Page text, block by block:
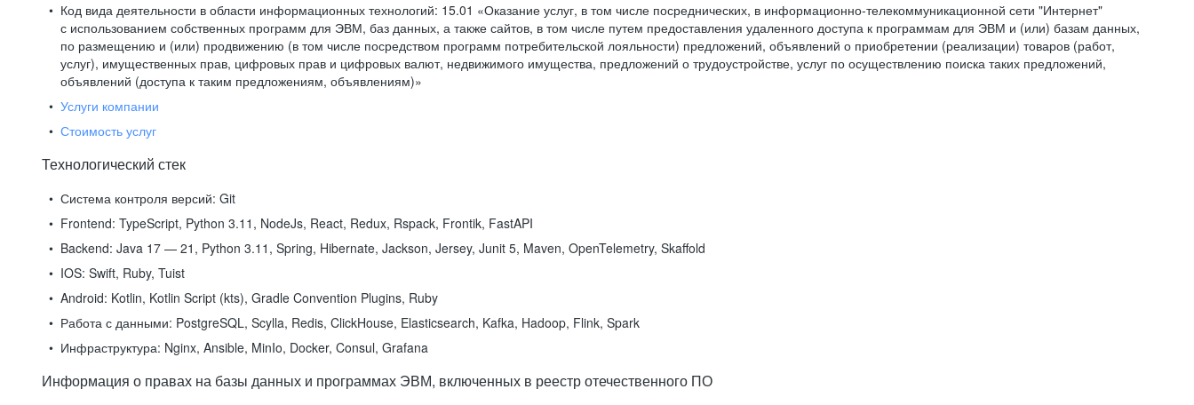
Код вида деятельности в области информационных технологий: 15.01 «Оказание услуг, в том числе посреднических, в информационно-телекоммуникационной сети "Интернет"
с использованием собственных программ для ЭВМ, баз данных, а также сайтов, в том числе путем предоставления удаленного доступа к программам для ЭВМ и (или) базам данных,
по размещению и (или) продвижению (в том числе посредством программ потребительской лояльности) предложений, объявлений о приобретении (реализации) товаров (работ,
услуг), имущественных прав, цифровых прав и цифровых валют, недвижимого имущества, предложений о трудоустройстве, услуг по осуществлению поиска таких предложений,
объявлений (доступа к таким предложениям, объявлениям)»
Услуги компании
Стоимость услуг
Технологический стек
Система контроля версий: Git
Frontend: TypeScript, Python 3.11, NodeJs, React, Redux, Rspack, Frontik, FastAPI
Backend: Java 17 — 21, Python 3.11, Spring, Hibernate, Jackson, Jersey, Junit 5, Maven, OpenTelemetry, Skaffold
IOS: Swift, Ruby, Tuist
Android: Kotlin, Kotlin Script (kts), Gradle Convention Plugins, Ruby
Работа с данными: PostgreSQL, Scylla, Redis, ClickHouse, Elasticsearch, Kafka, Hadoop, Flink, Spark
Инфраструктура: Nginx, Ansible, MinIo, Docker, Consul, Grafana
Информация о правах на базы данных и программах ЭВМ, включенных в реестр отечественного ПО